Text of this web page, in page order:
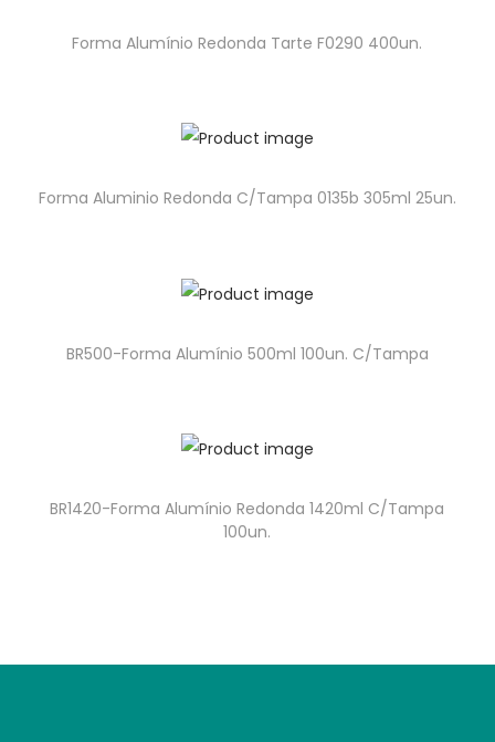
Forma Alumínio Redonda Tarte F0290 400un.
Forma Aluminio Redonda C/Tampa 0135b 305ml 25un.
BR500-Forma Alumínio 500ml 100un. C/Tampa
BR1420-Forma Alumínio Redonda 1420ml C/Tampa
100un.